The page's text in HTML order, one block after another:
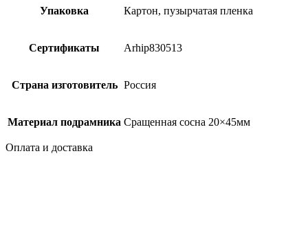
Упаковка Картон, пузырчатая пленка
Сертификаты Arhip830513
Страна изготовитель Россия
Материал подрамника Сращенная сосна 20×45мм
Оплата и доставка